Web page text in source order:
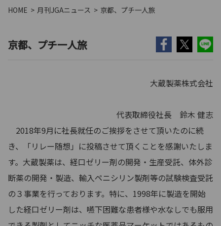
HOME 月刊JGAニュース 京都、プチ一人旅
京都、プチ一人旅
大蔵製薬株式会社
代表取締役社長 鈴木 健志
2018年9月に社長就任のご挨拶をさせて頂いたのに続
き、「リレー随想」に投稿させて頂くことを感謝いたしま
す。大蔵製薬は、経口ゼリー剤の開発・生産受託、体外診
断薬の開発・製造、輸入ペニシリン製剤等の試験検査受託
の３事業を行っております。特に、1998年に製造を開始
した経口ゼリー剤は、嚥下困難な患者様や水なしでも服用